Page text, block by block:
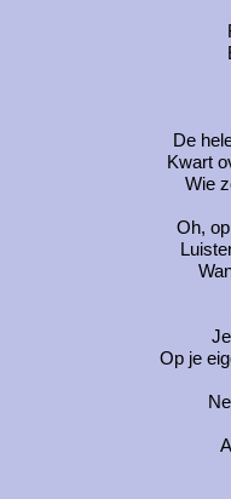
De
Kwart
Wie
Oh,
Op je